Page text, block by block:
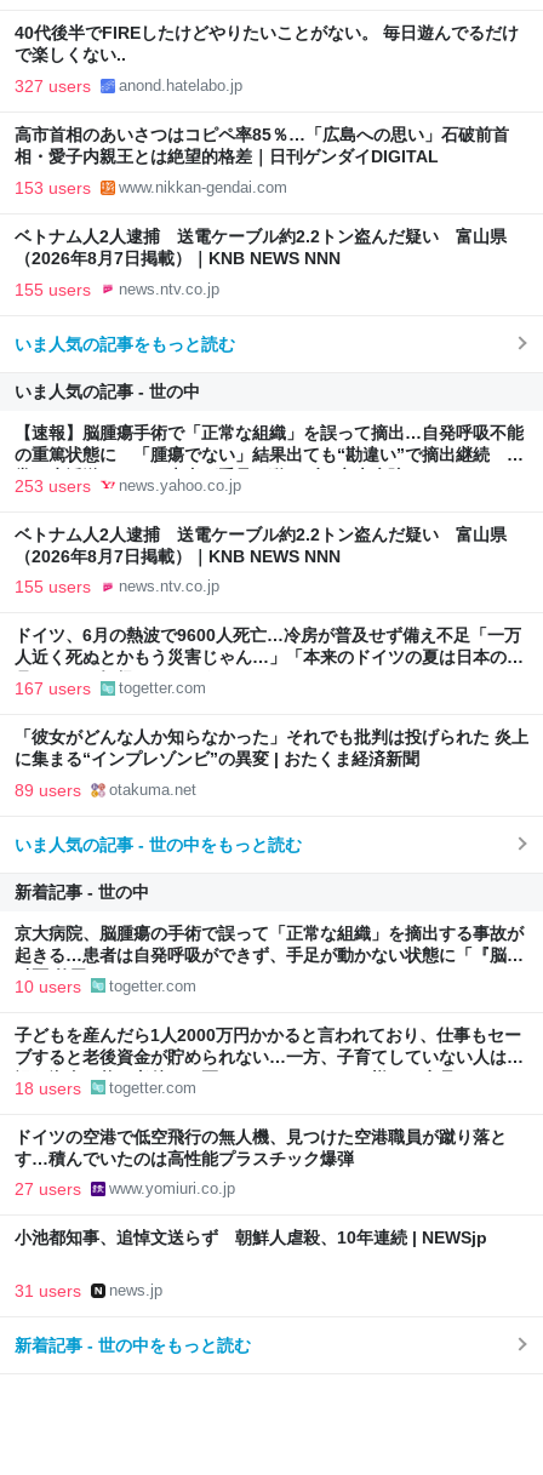
40代後半でFIREしたけどやりたいことがない。 毎日遊んでるだけ
で楽しくない..
327 users anond.hatelabo.jp
高市首相のあいさつはコピペ率85％…「広島への思い」石破前首
相・愛子内親王とは絶望的格差｜日刊ゲンダイDIGITAL
153 users www.nikkan-gendai.com
ベトナム人2人逮捕 送電ケーブル約2.2トン盗んだ疑い 富山県
（2026年8月7日掲載）｜KNB NEWS NNN
155 users news.ntv.co.jp
いま人気の記事をもっと読む
いま人気の記事 - 世の中
【速報】脳腫瘍手術で「正常な組織」を誤って摘出…自発呼吸不能
の重篤状態に 「腫瘍でない」結果出ても“勘違い”で摘出継続 通
常の生活送っていた患者が手足も動かず 京大病院（MBSニュー
ス） - Yahoo!ニュース
253 users news.yahoo.co.jp
ベトナム人2人逮捕 送電ケーブル約2.2トン盗んだ疑い 富山県
（2026年8月7日掲載）｜KNB NEWS NNN
155 users news.ntv.co.jp
ドイツ、6月の熱波で9600人死亡…冷房が普及せず備え不足「一万
人近く死ぬとかもう災害じゃん…」「本来のドイツの夏は日本の10
月ぐらいの気候やからねえ」
167 users togetter.com
「彼女がどんな人か知らなかった」それでも批判は投げられた 炎上
に集まる“インプレゾンビ”の異変 | おたくま経済新聞
89 users otakuma.net
いま人気の記事 - 世の中をもっと読む
新着記事 - 世の中
京大病院、脳腫瘍の手術で誤って「正常な組織」を摘出する事故が
起きる…患者は自発呼吸ができず、手足が動かない状態に「『脳外
科医 竹田くん』かよ」
10 users togetter.com
子どもを産んだら1人2000万円かかると言われており、仕事もセー
ブすると老後資金が貯められない…一方、子育てしていない人は潤
沢な資金で悠々老後だと歪んでいるのでは？→様々な意見
18 users togetter.com
ドイツの空港で低空飛行の無人機、見つけた空港職員が蹴り落と
す…積んでいたのは高性能プラスチック爆弾
27 users www.yomiuri.co.jp
小池都知事、追悼文送らず 朝鮮人虐殺、10年連続 | NEWSjp
31 users news.jp
新着記事 - 世の中をもっと読む